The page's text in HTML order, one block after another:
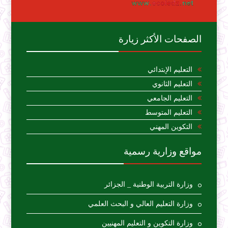
الصفحات الأكثر زيارة
التعليم الإبتدائي
التعليم الثانوي
التعليم الجامعي
التعليم المتوسط
التكوين المهني
مواقع وزارية رسمية
وزارة التربية الوطنية _ الجزائر
وزارة التعليم العالي و البحث العلمي
وزارة التكوين و التعليم المهنيين